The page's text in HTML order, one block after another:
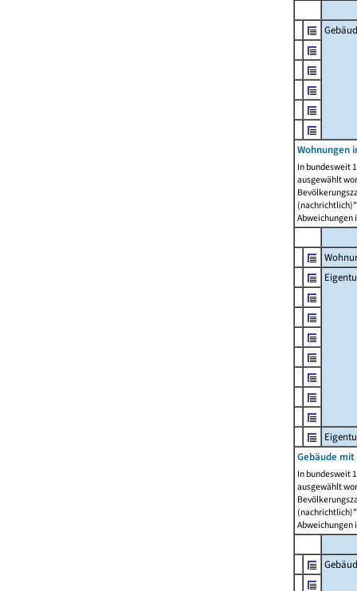
Wohnungen
In bundesweit
ausgewählt
Abweichungen
Gebäude
In bundesweit
ausgewählt
Abweichungen